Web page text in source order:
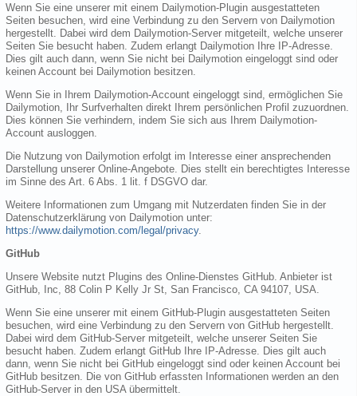
Wenn Sie eine unserer mit einem Dailymotion-Plugin ausgestatteten
Seiten besuchen, wird eine Verbindung zu den Servern von Dailymotion
hergestellt. Dabei wird dem Dailymotion-Server mitgeteilt, welche unserer
Seiten Sie besucht haben. Zudem erlangt Dailymotion Ihre IP-Adresse.
Dies gilt auch dann, wenn Sie nicht bei Dailymotion eingeloggt sind oder
keinen Account bei Dailymotion besitzen.
Wenn Sie in Ihrem Dailymotion-Account eingeloggt sind, ermöglichen Sie
Dailymotion, Ihr Surfverhalten direkt Ihrem persönlichen Profil zuzuordnen.
Dies können Sie verhindern, indem Sie sich aus Ihrem Dailymotion-
Account ausloggen.
Die Nutzung von Dailymotion erfolgt im Interesse einer ansprechenden
Darstellung unserer Online-Angebote. Dies stellt ein berechtigtes Interesse
im Sinne des Art. 6 Abs. 1 lit. f DSGVO dar.
Weitere Informationen zum Umgang mit Nutzerdaten finden Sie in der
Datenschutzerklärung von Dailymotion unter:
https://www.dailymotion.com/legal/privacy.
GitHub
Unsere Website nutzt Plugins des Online-Dienstes GitHub. Anbieter ist
GitHub, Inc, 88 Colin P Kelly Jr St, San Francisco, CA 94107, USA.
Wenn Sie eine unserer mit einem GitHub-Plugin ausgestatteten Seiten
besuchen, wird eine Verbindung zu den Servern von GitHub hergestellt.
Dabei wird dem GitHub-Server mitgeteilt, welche unserer Seiten Sie
besucht haben. Zudem erlangt GitHub Ihre IP-Adresse. Dies gilt auch
dann, wenn Sie nicht bei GitHub eingeloggt sind oder keinen Account bei
GitHub besitzen. Die von GitHub erfassten Informationen werden an den
GitHub-Server in den USA übermittelt.